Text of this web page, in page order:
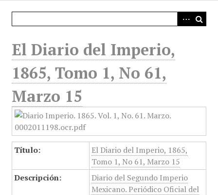
El Diario del Imperio,
1865, Tomo 1, No 61,
Marzo 15
Título:
El Diario del Imperio, 1865,
Tomo 1, No 61, Marzo 15
Descripción:
Diario del Segundo Imperio
Mexicano. Periódico Oficial del